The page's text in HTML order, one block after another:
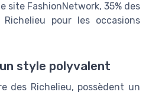
site FashionNetwork, 35% des
pour les occasions
style polyvalent
des Richelieu, possèdent un